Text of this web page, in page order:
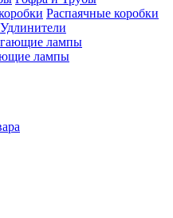
Распаячные коробки
Удлинители
лампы